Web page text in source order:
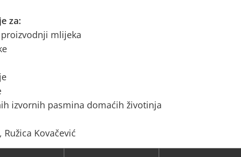
za:
proizvodnji mlijeka
izvornih pasmina domaćih životinja
Kovačević